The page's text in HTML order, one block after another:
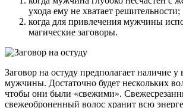
ухода ему не хватает решительности;
когда для привлечения мужчины
магические заговоры.
Заговор на остуду предполагает наличие у
мужчины. Достаточно будет нескольких
чтобы они были «свежими».
свежеоброненный волос хранит всю